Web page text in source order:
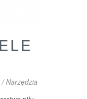
Narzędzia